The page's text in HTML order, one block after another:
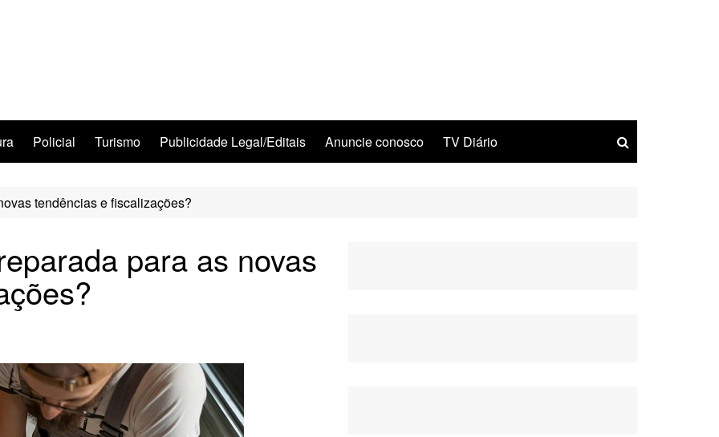
Policial Turismo Publicidade Legal/Editais Anuncie conosco TV Diário
tendências e fiscalizações?
para as novas